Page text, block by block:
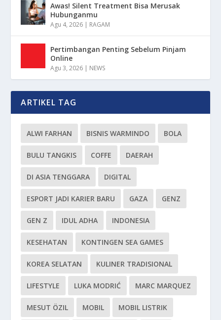
Awas! Silent Treatment Bisa Merusak
Hubunganmu
Agu 4, 2026 | RAGAM
Pertimbangan Penting Sebelum Pinjam
Online
Agu 3, 2026 | NEWS
ARTIKEL TAG
ALWI FARHAN BISNIS WARMINDO BOLA
BULU TANGKIS COFFE DAERAH
DI ASIA TENGGARA DIGITAL
ESPORT JADI KARIER BARU GAZA GENZ
GEN Z IDUL ADHA INDONESIA
KESEHATAN KONTINGEN SEA GAMES
KOREA SELATAN KULINER TRADISIONAL
LIFESTYLE LUKA MODRIĆ MARC MARQUEZ
MESUT ÖZIL MOBIL MOBIL LISTRIK